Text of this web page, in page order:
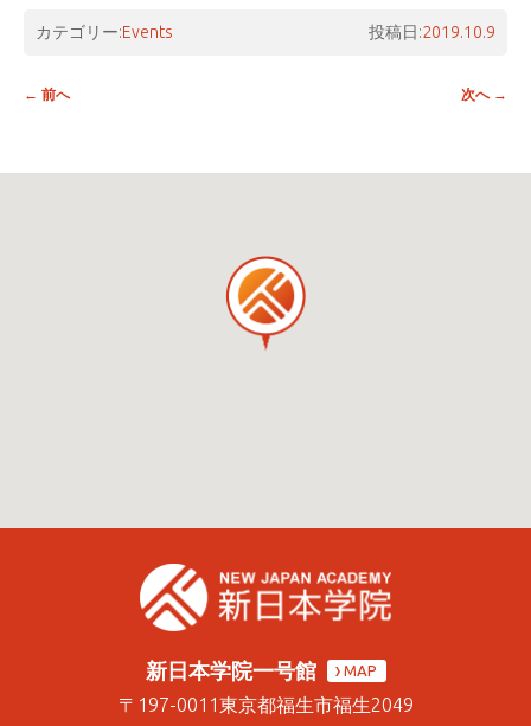
カテゴリー:Events 投稿日:2019.10.9
投稿ナビゲーション
← 前へ 次へ →
新日本学院一号館 MAP
〒197-0011東京都福生市福生2049